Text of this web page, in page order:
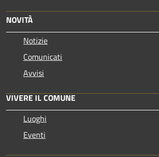
NOVITÀ
Notizie
Comunicati
Avvisi
VIVERE IL COMUNE
Luoghi
Eventi